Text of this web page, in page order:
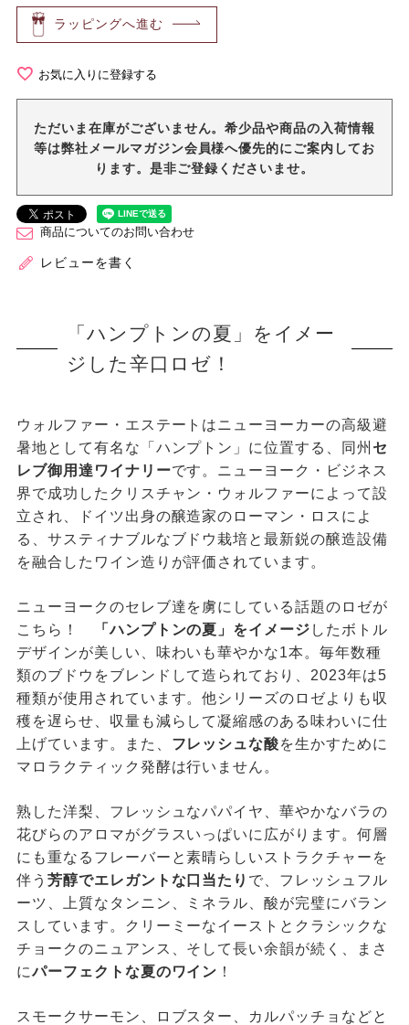
ラッピングへ進む
お気に入りに登録する
ただいま在庫がございません。希少品や商品の入荷情報
等は弊社メールマガジン会員様へ優先的にご案内してお
ります。是非ご登録くださいませ。
商品についてのお問い合わせ
レビューを書く
「ハンプトンの夏」をイメー
ジした辛口ロゼ！
ウォルファー・エステートはニューヨーカーの高級避
暑地として有名な「ハンプトン」に位置する、同州 セ
レブ御用達ワイナリーです。ニューヨーク・ビジネス
界で成功したクリスチャン・ウォルファーによって設
立され、ドイツ出身の醸造家のローマン・ロスによ
る、サスティナブルなブドウ栽培と最新鋭の醸造設備
を融合したワイン造りが評価されています。
ニューヨークのセレブ達を虜にしている話題のロゼが
こちら！
「ハンプトンの夏」をイメージ したボトル
デザインが美しい、味わいも華やかな1本。毎年数種
類のブドウをブレンドして造られており、2023年は5
種類が使用されています。他シリーズのロゼよりも収
穫を遅らせ、収量も減らして凝縮感のある味わいに仕
上げています。また、 フレッシュな酸を生かすために
マロラクティック発酵は行いません。
熟した洋梨、フレッシュなパパイヤ、華やかなバラの
花びらのアロマがグラスいっぱいに広がります。何層
にも重なるフレーバーと素晴らしいストラクチャーを
伴う 芳醇でエレガントな口当たり で、フレッシュフル
ーツ、上質なタンニン、ミネラル、酸が完璧にバラン
スしています。クリーミーなイーストとクラシックな
チョークのニュアンス、そして長い余韻が続く、まさ
にパーフェクトな夏のワイン ！
スモークサーモン、ロブスター、カルパッチョなどと